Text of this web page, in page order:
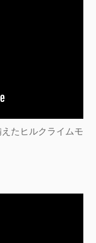
たヒルクライムモ